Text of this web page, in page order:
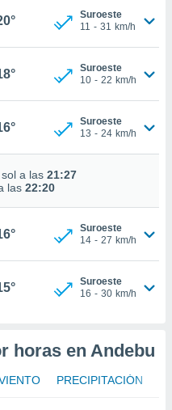
Suroeste
11 - 31 km/h
Suroeste
10 - 22 km/h
Suroeste
13 - 24 km/h
a las 21:27
las 22:20
Suroeste
14 - 27 km/h
Suroeste
16 - 30 km/h
horas en Andebu
PRECIPITACIÓN